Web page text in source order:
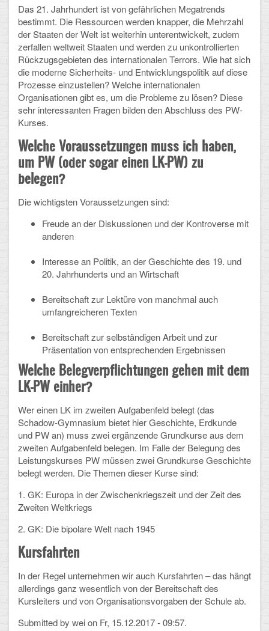
CLOUD
Lernraum Berlin
Nextcloud (Eigene Dateien und Tauschordner)
Gitlab
Das 21. Jahrhundert ist von gefährlichen Megatrends
bestimmt. Die Ressourcen werden knapper, die Mehrzahl
der Staaten der Welt ist weiterhin unterentwickelt, zudem
zerfallen weltweit Staaten und werden zu unkontrollierten
Rückzugsgebieten des internationalen Terrors. Wie hat sich
die moderne Sicherheits- und Entwicklungspolitik auf diese
Prozesse einzustellen? Welche internationalen
Organisationen gibt es, um die Probleme zu lösen? Diese
sehr interessanten Fragen bilden den Abschluss des PW-
Kurses.
Welche Voraussetzungen muss ich haben,
um PW (oder sogar einen LK-PW) zu
belegen?
Die wichtigsten Voraussetzungen sind:
Freude an der Diskussionen und der Kontroverse mit
anderen
Interesse an Politik, an der Geschichte des 19. und
20. Jahrhunderts und an Wirtschaft
Bereitschaft zur Lektüre von manchmal auch
umfangreicheren Texten
Bereitschaft zur selbständigen Arbeit und zur
Präsentation von entsprechenden Ergebnissen
Welche Belegverpflichtungen gehen mit dem
LK-PW einher?
Wer einen LK im zweiten Aufgabenfeld belegt (das
Schadow-Gymnasium bietet hier Geschichte, Erdkunde
und PW an) muss zwei ergänzende Grundkurse aus dem
zweiten Aufgabenfeld belegen. Im Falle der Belegung des
Leistungskurses PW müssen zwei Grundkurse Geschichte
belegt werden. Die Themen dieser Kurse sind:
1. GK: Europa in der Zwischenkriegszeit und der Zeit des
Zweiten Weltkriegs
2. GK: Die bipolare Welt nach 1945
Kursfahrten
In der Regel unternehmen wir auch Kursfahrten – das hängt
allerdings ganz wesentlich von der Bereitschaft des
Kursleiters und von Organisationsvorgaben der Schule ab.
Submitted by weion Fr, 15.12.2017 - 09:57.